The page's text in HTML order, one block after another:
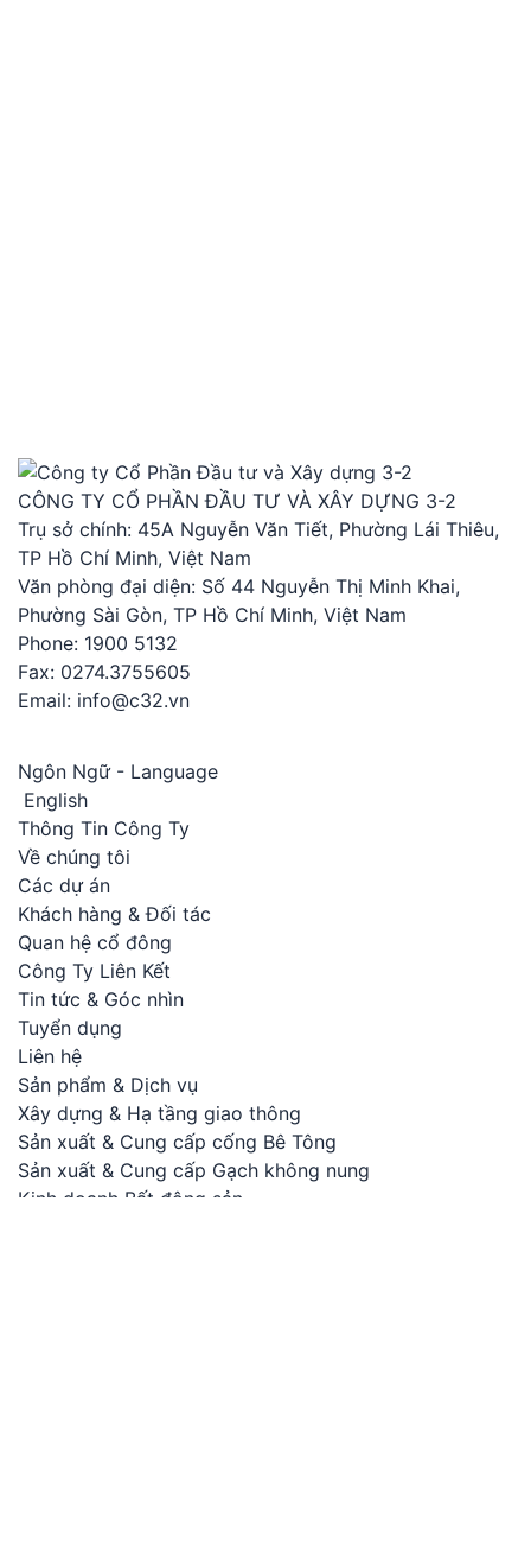
CÔNG TY CỔ PHẦN ĐẦU TƯ VÀ XÂY DỰNG 3-2
Trụ sở chính: 45A Nguyễn Văn Tiết, Phường Lái Thiêu,
TP Hồ Chí Minh, Việt Nam
Văn phòng đại diện: Số 44 Nguyễn Thị Minh Khai,
Phường Sài Gòn, TP Hồ Chí Minh, Việt Nam
Phone: 1900 5132
Fax: 0274.3755605
Email: info@c32.vn
Ngôn Ngữ - Language
English
Thông Tin Công Ty
Về chúng tôi
Các dự án
Khách hàng & Đối tác
Quan hệ cổ đông
Công Ty Liên Kết
Tin tức & Góc nhìn
Tuyển dụng
Liên hệ
Sản phẩm & Dịch vụ
Xây dựng & Hạ tầng giao thông
Sản xuất & Cung cấp cống Bê Tông
Sản xuất & Cung cấp Gạch không nung
Kinh doanh Bất động sản